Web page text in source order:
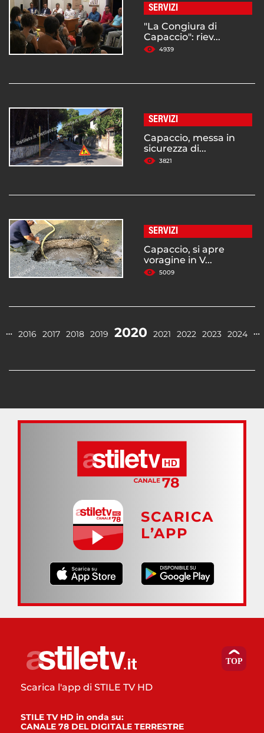
SERVIZI
"La Congiura di
Capaccio": riev...
4939
SERVIZI
Capaccio, messa in
sicurezza di...
3821
SERVIZI
Capaccio, si apre
voragine in V...
5009
… 2016 2017 2018 2019 2020 2021 2022 2023 2024 …
SCARICA
L’APP
Scarica l'app di STILE TV HD
STILE TV HD in onda su:
CANALE 78 DEL DIGITALE TERRESTRE